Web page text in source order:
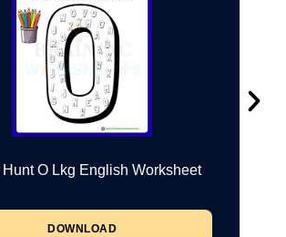
Hunt O Lkg English Worksheet
DOWNLOAD